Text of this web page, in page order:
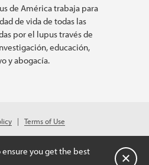
de América trabaja para
de vida de todas las
por el lupus través de
educación,
y abogacía.
Terms of Use
of America. All rights reserved.
tax-exempt status. Federal ID #43-
1131436.
you get the best
Cerrar